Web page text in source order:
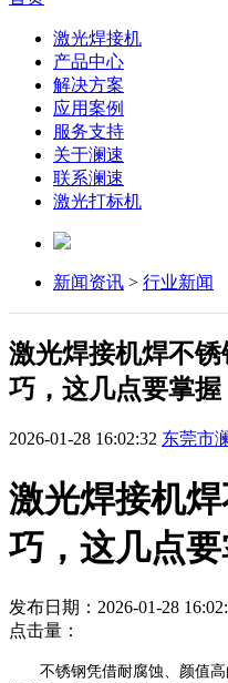
激光焊接机
产品中心
解决方案
应用案例
服务支持
关于澜速
联系澜速
激光打标机
新闻资讯 > 行业新闻
激光焊接机焊不
巧，这几点要掌握
2026-01-28 16:02:32 东莞市
激光焊接机
巧，这几点
发布日期：2026-01-28
点击量：
不锈钢凭借耐腐蚀、颜值